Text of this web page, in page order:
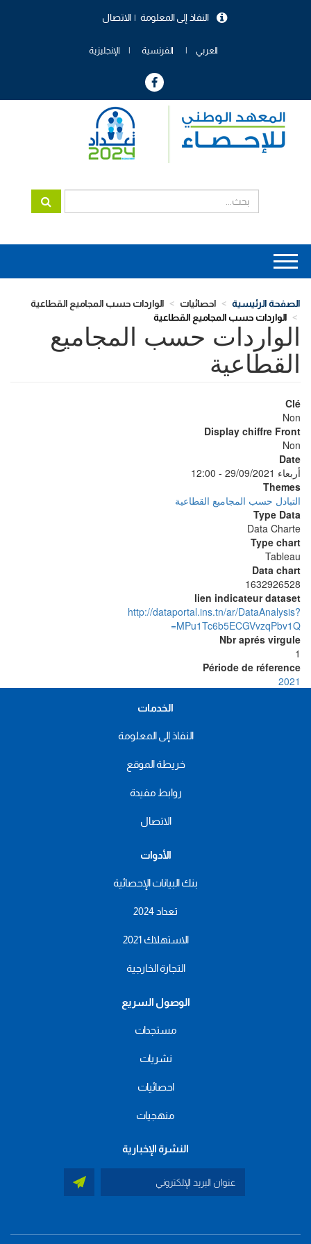
الاتصال النفاذ إلى المعلومة
العربي الفرنسية الإنجليزية
Main
navigation
الصفحة الرئيسية احصائيات
الواردات حسب المجاميع القطاعية
الواردات حسب المجاميع القطاعية
الواردات حسب المجاميع
القطاعية
Clé
Non
Display chiffre Front
Non
Date
أربعاء 29/09/2021 - 12:00
Themes
التبادل حسب المجاميع القطاعية
Type Data
Data Charte
Type chart
Tableau
Data chart
1632926528
lien indicateur dataset
http://dataportal.ins.tn/ar/DataAnalysis?
MPu1Tc6b5ECGVvzqPbv1Q=
Nbr aprés virgule
1
Période de réference
2021
الخدمات
النفاذ إلى المعلومة
خريطة الموقع
روابط مفيدة
الاتصال
الأدوات
بنك البيانات الإحصائية
تعداد 2024
الاستهلاك 2021
التجارة الخارجية
الوصول السريع
مستجدات
نشريات
احصائيات
منهجيات
النشرة الإخبارية